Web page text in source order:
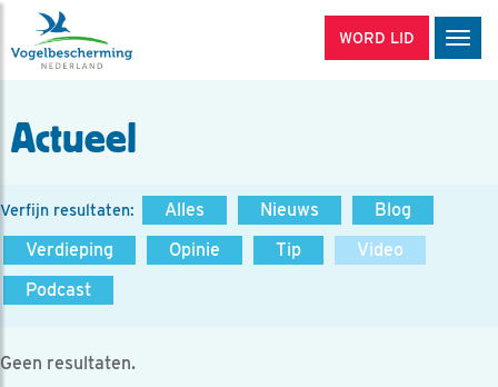
WORD LID
Actueel
Verfijn resultaten: Alles Nieuws
Blog
Verdieping
Opinie Tip
Video
Podcast
Geen resultaten.